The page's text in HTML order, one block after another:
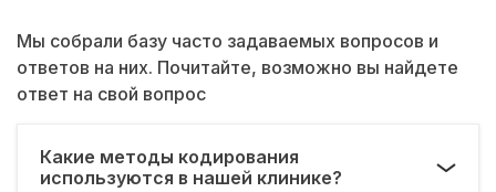
Мы собрали базу часто задаваемых вопросов и
ответов на них. Почитайте, возможно вы найдете
ответ на свой вопрос
Какие методы кодирования
используются в нашей клинике?